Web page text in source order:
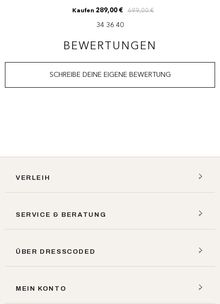
699,00 €
Kaufen 289,00 €
34 36 40
BEWERTUNGEN
SCHREIBE DEINE EIGENE BEWERTUNG
VERLEIH
SERVICE & BERATUNG
ÜBER DRESSCODED
MEIN KONTO